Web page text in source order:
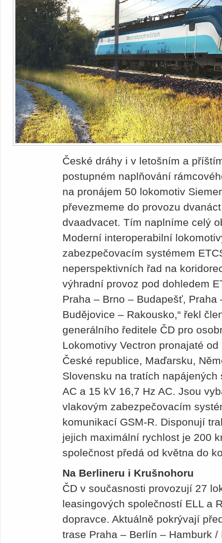
České dráhy i v letošním a
postupném naplňování
na pronájem 50 lokomotiv
převezmeme do provozu
dvaadvacet. Tím naplníme celý
Moderní interoperabilní
zabezpečovacím systémem
neperspektivních řad na
výhradní provoz pod dohledem
Praha – Brno – Budapešť,
Budějovice – Rakousko,“ řekl
generálního ředitele ČD pro
Lokomotivy Vectron pronajaté
České republice, Maďarsku,
Slovensku na tratích
AC a 15 kV 16,7 Hz AC. Jsou
vlakovým zabezpečovacím
komunikací GSM‑R. Disponují
jejich maximální rychlost je 200
společnost předá od května do
Na Berlineru i Krušnohoru
ČD v současnosti provozují 27
leasingových společností ELL a
dopravce. Aktuálně pokrývají
trase Praha – Berlín – Hamburk